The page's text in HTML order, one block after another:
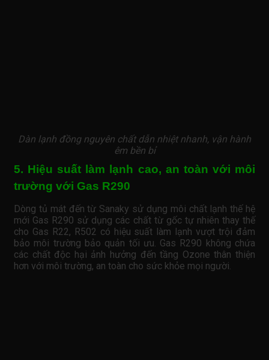
Dàn lạnh đồng nguyên chất dẫn nhiệt nhanh, vận hành
êm bền bỉ
5. Hiệu suất làm lạnh cao, an toàn với môi
trường với Gas R290
Dòng tủ mát đến từ Sanaky sử dụng môi chất lạnh thế hệ
mới Gas R290 sử dụng các chất từ gốc tự nhiên thay thế
cho Gas R22, R502 có hiệu suất làm lạnh vượt trội đảm
bảo môi trường bảo quản tối ưu. Gas R290 không chứa
các chất độc hại ảnh hưởng đến tầng Ozone thân thiện
hơn với môi trường, an toàn cho sức khỏe mọi người.